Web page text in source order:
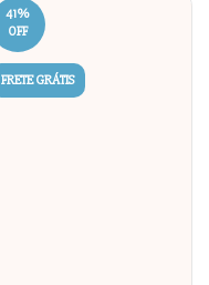
41%
OFF
FRETE GRÁTIS